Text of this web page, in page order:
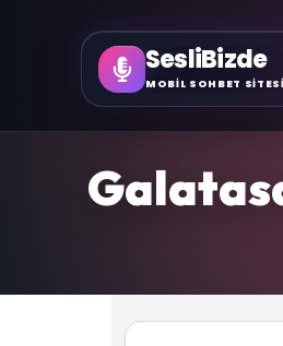
SesliBizde
MOBİL SOHBET SİTESİ